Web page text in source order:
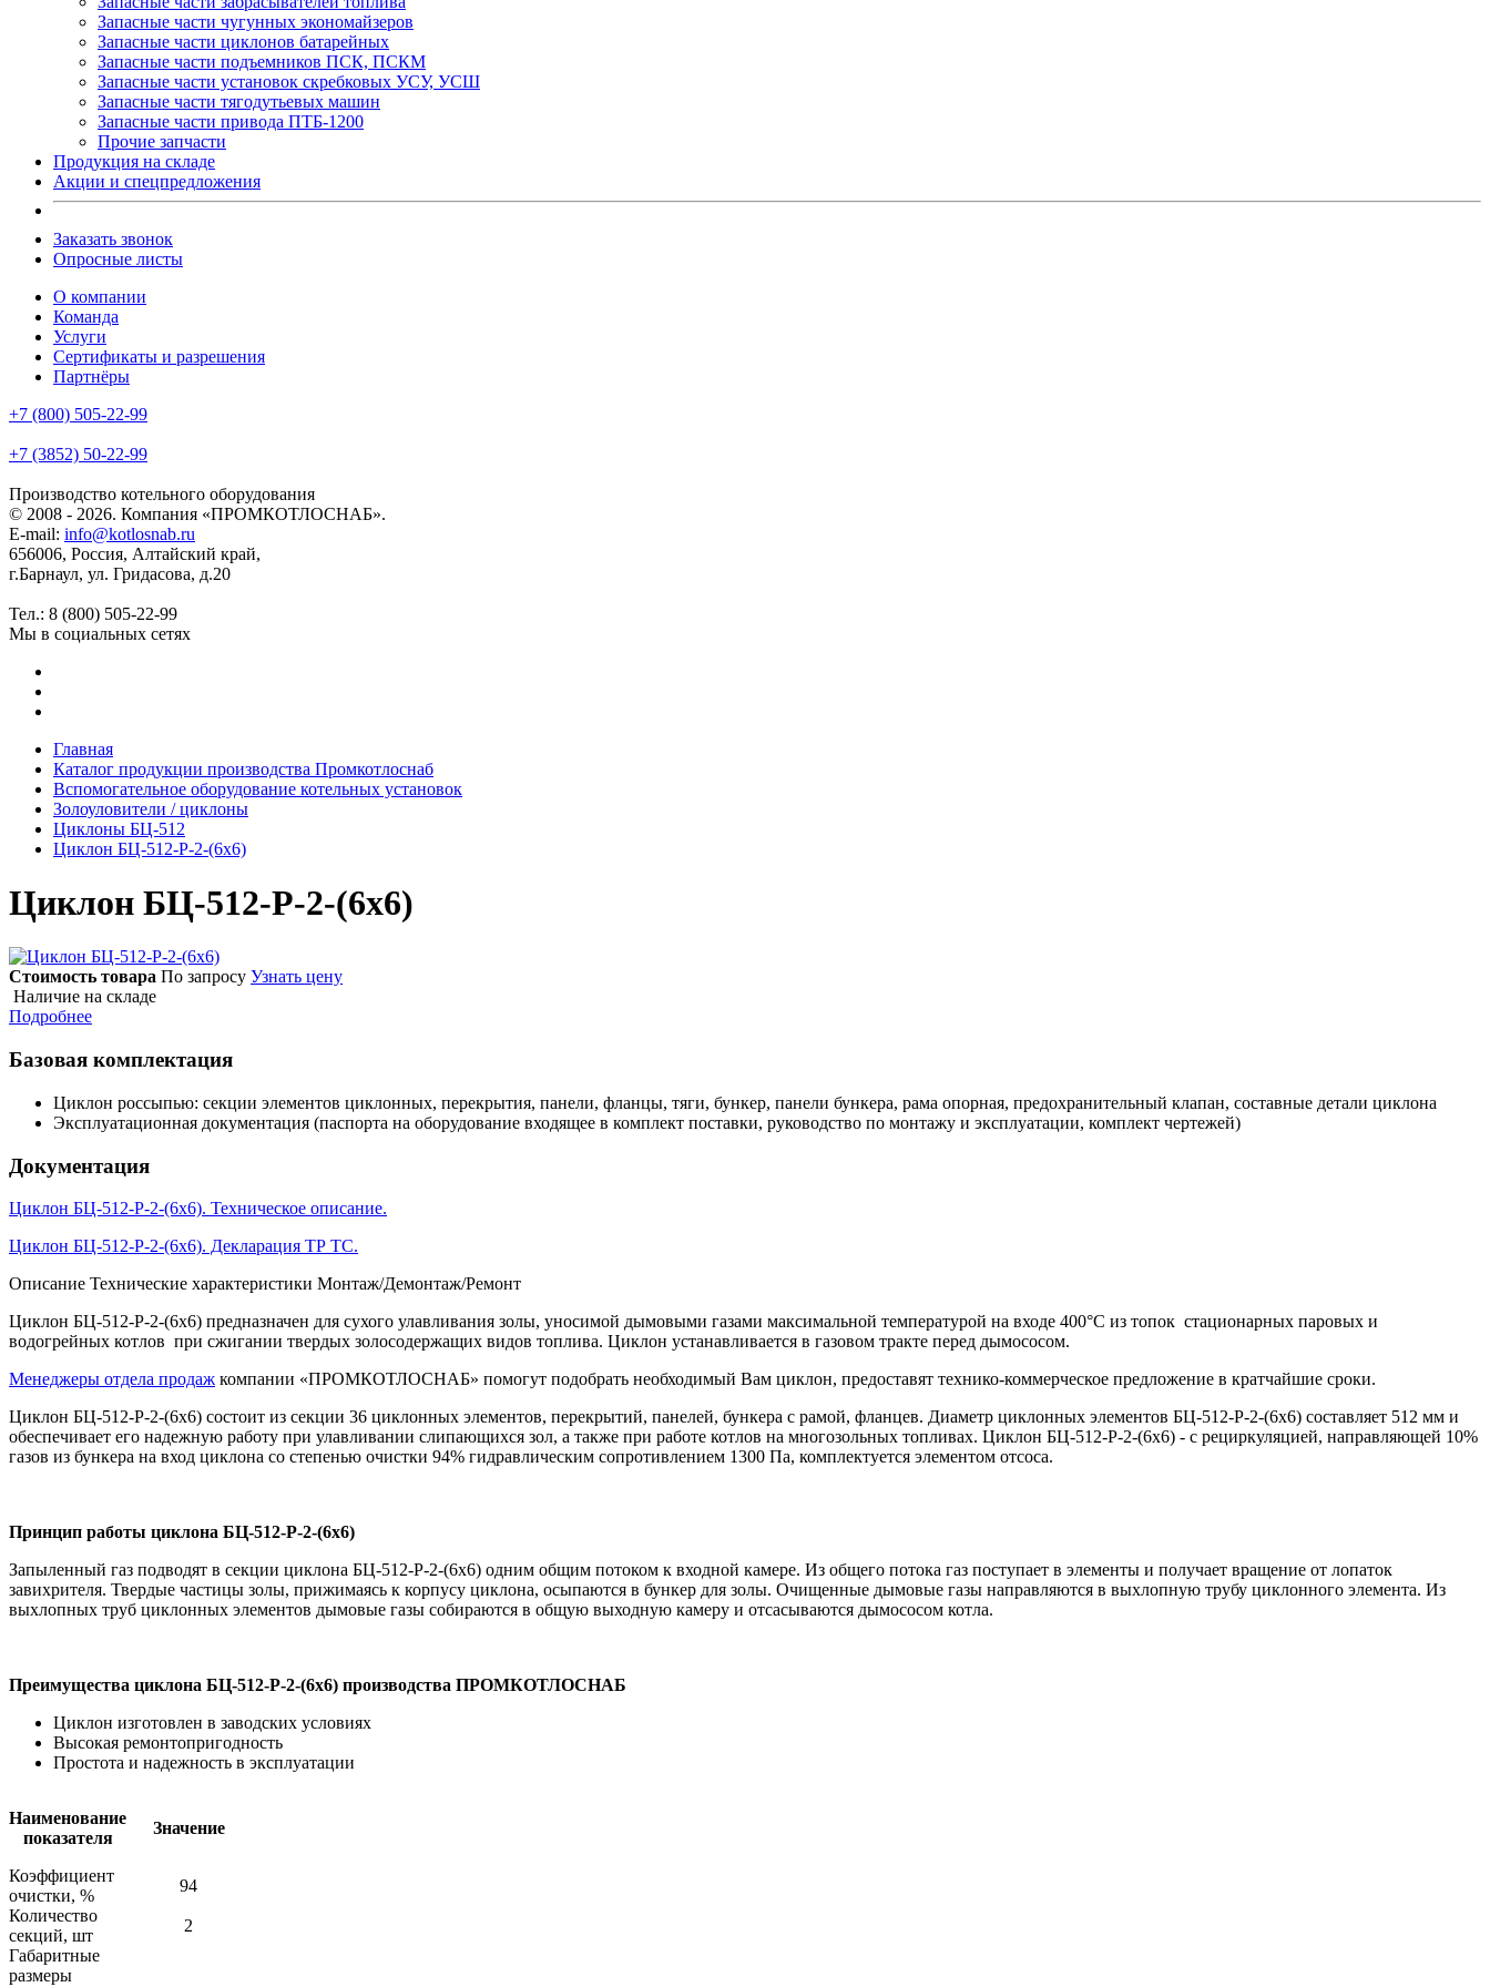
Запасные части чугунных экономайзеров
Запасные части циклонов батарейных
Запасные части подъемников ПСК, ПСКМ
Запасные части установок скребковых УСУ, УСШ
Запасные части тягодутьевых машин
Запасные части привода ПТБ-1200
Прочие запчасти
Продукция на складе
Акции и спецпредложения
Заказать звонок
Опросные листы
О компании
Команда
Услуги
Сертификаты и разрешения
Партнёры
+7 (800) 505-22-99
+7 (3852) 50-22-99
Производство котельного оборудования
© 2008 - 2026. Компания «ПРОМКОТЛОСНАБ».
E-mail: info@kotlosnab.ru
656006, Россия, Алтайский край,
г.Барнаул, ул. Гридасова, д.20
Тел.: 8 (800) 505-22-99
Мы в социальных сетях
Главная
Каталог продукции производства Промкотлоснаб
Вспомогательное оборудование котельных установок
Золоуловители / циклоны
Циклоны БЦ-512
Циклон БЦ-512-Р-2-(6х6)
Циклон БЦ-512-Р-2-(6х6)
Стоимость товара По запросу Узнать цену
Наличие на складе
Подробнее
Базовая комплектация
Циклон россыпью: секции элементов циклонных, перекрытия, панели, фланцы, тяги, бункер, панели бункера, рама опорная, предохранительный клапан, составные детали циклона
Эксплуатационная документация (паспорта на оборудование входящее в комплект поставки, руководство по монтажу и эксплуатации, комплект чертежей)
Документация
Циклон БЦ-512-Р-2-(6х6). Техническое описание.
Циклон БЦ-512-Р-2-(6х6). Декларация ТР ТС.
Описание Технические характеристики Монтаж/Демонтаж/Ремонт
Циклон БЦ-512-Р-2-(6х6) предназначен для сухого улавливания золы, уносимой дымовыми газами максимальной температурой на входе 400°С из топок стационарных паровых и
водогрейных котлов при сжигании твердых золосодержащих видов топлива. Циклон устанавливается в газовом тракте перед дымососом.
Менеджеры отдела продаж компании «ПРОМКОТЛОСНАБ» помогут подобрать необходимый Вам циклон, предоставят технико-коммерческое предложение в кратчайшие сроки.
Циклон БЦ-512-Р-2-(6х6) состоит из секции 36 циклонных элементов, перекрытий, панелей, бункера с рамой, фланцев. Диаметр циклонных элементов БЦ-512-Р-2-(6х6) составляет 512 мм и
обеспечивает его надежную работу при улавливании слипающихся зол, а также при работе котлов на многозольных топливах. Циклон БЦ-512-Р-2-(6х6) - с рециркуляцией, направляющей 10%
газов из бункера на вход циклона со степенью очистки 94% гидравлическим сопротивлением 1300 Па, комплектуется элементом отсоса.
Принцип работы циклона БЦ-512-Р-2-(6х6)
Запыленный газ подводят в секции циклона БЦ-512-Р-2-(6х6) одним общим потоком к входной камере. Из общего потока газ поступает в элементы и получает вращение от лопаток
завихрителя. Твердые частицы золы, прижимаясь к корпусу циклона, осыпаются в бункер для золы. Очищенные дымовые газы направляются в выхлопную трубу циклонного элемента. Из
выхлопных труб циклонных элементов дымовые газы собираются в общую выходную камеру и отсасываются дымососом котла.
Преимущества циклона БЦ-512-Р-2-(6х6) производства ПРОМКОТЛОСНАБ
Циклон изготовлен в заводских условиях
Высокая ремонтопригодность
Простота и надежность в эксплуатации
Наименование
показателя
Значение
Коэффициент
очистки, %
94
Количество
секций, шт
2
Габаритные
размеры